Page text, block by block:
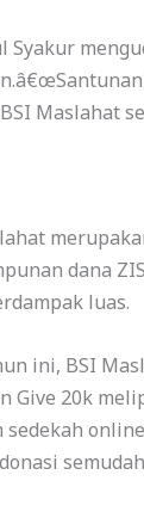
Syakur
Maslahat
dana
luas.
ini, BSI
Give 20k